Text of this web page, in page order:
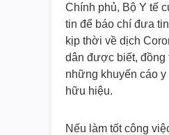
Chính phủ, Bộ Y tế
tin để báo chí đưa
kịp thời về dịch
dân được biết, đồng
những khuyến cáo
hữu hiệu.
Nếu làm tốt công